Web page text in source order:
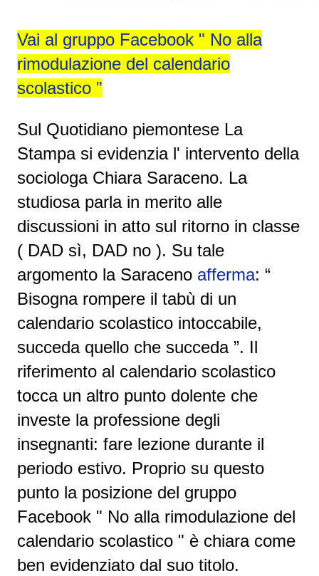
Vai al gruppo Facebook " No alla
rimodulazione del calendario
scolastico "
Sul Quotidiano piemontese La
Stampa si evidenzia l' intervento della
sociologa Chiara Saraceno. La
studiosa parla in merito alle
discussioni in atto sul ritorno in classe
( DAD sì, DAD no ). Su tale
argomento la Saraceno afferma: “
Bisogna rompere il tabù di un
calendario scolastico intoccabile,
succeda quello che succeda ”. Il
riferimento al calendario scolastico
tocca un altro punto dolente che
investe la professione degli
insegnanti: fare lezione durante il
periodo estivo. Proprio su questo
punto la posizione del gruppo
Facebook " No alla rimodulazione del
calendario scolastico " è chiara come
ben evidenziato dal suo titolo.